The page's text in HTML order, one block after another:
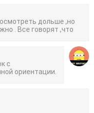
дольше ,но
. Все говорят ,что
с
ориентации.